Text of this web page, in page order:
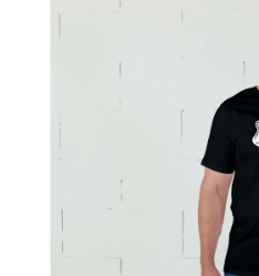
hviezdičiek.